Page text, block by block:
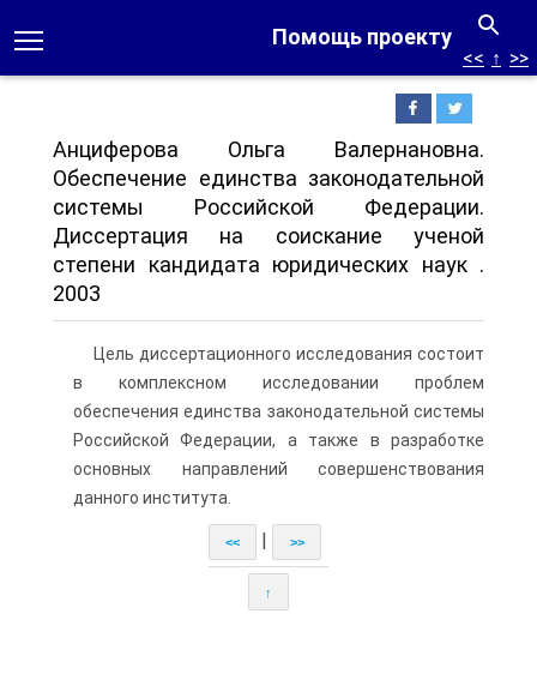
Помощь проекту
<< ↑ >>
Анциферова Ольга Валернановна.
Обеспечение единства законодательной
системы Российской Федерации.
Диссертация на соискание ученой
степени кандидата юридических наук .
2003
Цель диссертационного исследования состоит
в комплексном исследовании проблем
обеспечения единства законодательной системы
Российской Федерации, а также в разработке
основных направлений совершенствования
данного института.
<< >>
↑